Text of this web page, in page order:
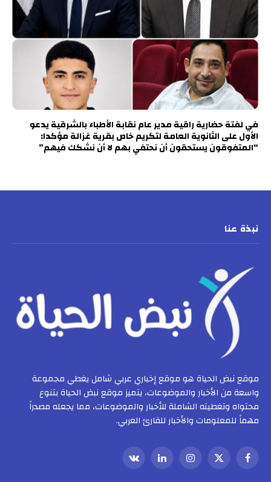
في لفتة حضارية راقية مدير عام نقابة الأطباء بالشرقية يدعو
الأول على الثانوية العامة لتكريم خاص بقرية غزالة مؤكدا:
“المتفوقون يستحقون أن نحتفي بهم لا أن نشكك فيهم”
نبذة عنا
موقع نبض الحياة هو موقع إخباري عربي شامل يغطي مجموعة
واسعة من الأخبار والموضوعات، يتميز موقع نبض الحياة بتنوع
محتواه وتغطيته الشاملة للأخبار والموضوعات، مما يجعله مصدراً
مهماً للمعلومات والأخبار للقارئ العربي.
فيسبوك
X
الانستغراملينكدإنVKontakte